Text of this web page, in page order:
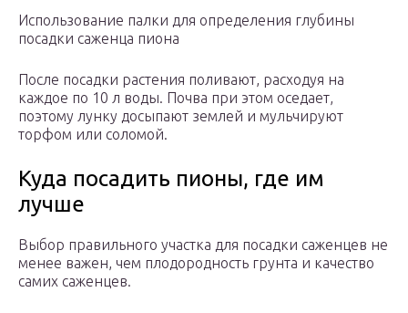
Использование палки для определения глубины
посадки саженца пиона
После посадки растения поливают, расходуя на
каждое по 10 л воды. Почва при этом оседает,
поэтому лунку досыпают землей и мульчируют
торфом или соломой.
Куда посадить пионы, где им
лучше
Выбор правильного участка для посадки саженцев не
менее важен, чем плодородность грунта и качество
самих саженцев.